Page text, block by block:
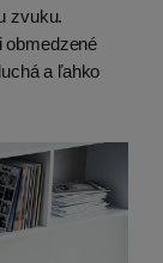
zvuku.
obmedzené
a ľahko